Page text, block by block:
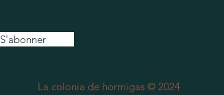
S'abonner
La colonia de hormigas © 2024